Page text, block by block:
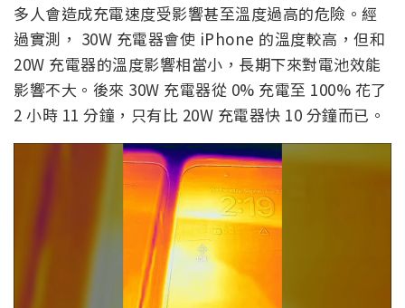
多人會造成充電速度受影響甚至溫度過高的危險。經
過實測， 30W 充電器會使 iPhone 的溫度較高，但和
20W 充電器的溫度影響相當小，長期下來對電池效能
影響不大。後來 30W 充電器從 0% 充電至 100% 花了
2 小時 11 分鐘，只有比 20W 充電器快 10 分鐘而已。